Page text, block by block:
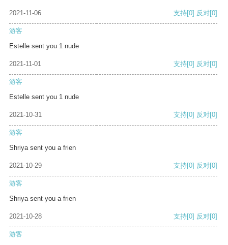
2021-11-06 支持[0] 反对[0]
游客
Estelle sent you 1 nude
2021-11-01 支持[0] 反对[0]
游客
Estelle sent you 1 nude
2021-10-31 支持[0] 反对[0]
游客
Shriya sent you a frien
2021-10-29 支持[0] 反对[0]
游客
Shriya sent you a frien
2021-10-28 支持[0] 反对[0]
游客